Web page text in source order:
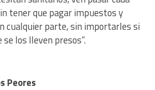
tener que pagar impuestos y
cualquier parte, sin importarles si
los lleven presos”.
Peores